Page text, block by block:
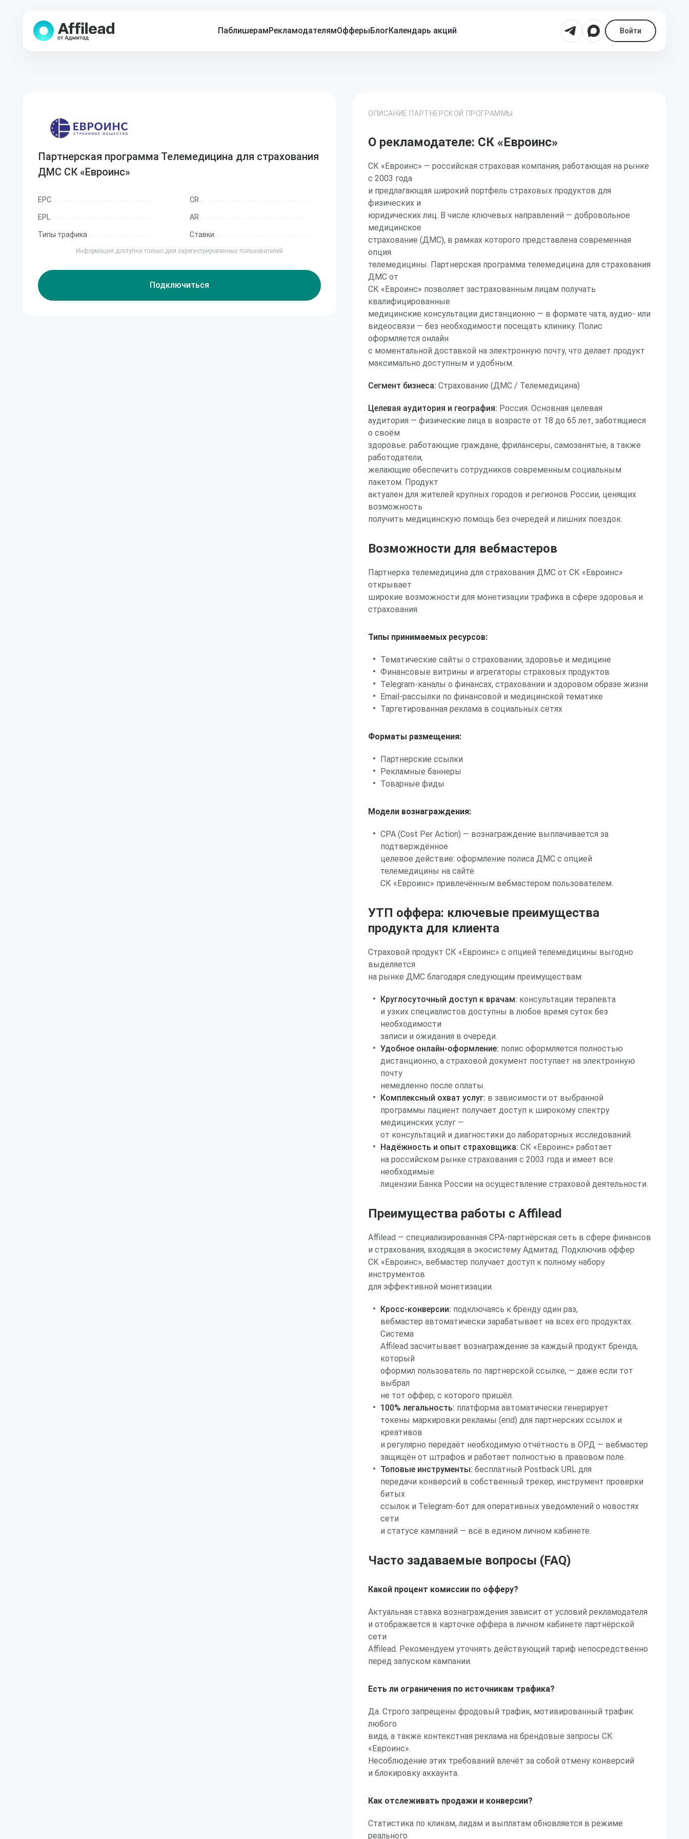
ПаблишерамРекламодателямОфферыБлогКалендарь акций Войти
Партнерская программа Телемедицина для страхования
ДМС СК «Евроинс»
EPC CR
EPL AR
Типы трафика Ставки
Информация доступна только для зарегистрированных пользователей
Подключиться
ОПИСАНИЕ ПАРТНЕРСКОЙ ПРОГРАММЫ
О рекламодателе: СК «Евроинс»
СК «Евроинс» — российская страховая компания, работающая на рынке
с 2003 года
и предлагающая широкий портфель страховых продуктов для
физических и
юридических лиц. В числе ключевых направлений — добровольное
медицинское
страхование (ДМС), в рамках которого представлена современная
опция
телемедицины. Партнерская программа телемедицина для страхования
ДМС от
СК «Евроинс» позволяет застрахованным лицам получать
квалифицированные
медицинские консультации дистанционно — в формате чата, аудио- или
видеосвязи — без необходимости посещать клинику. Полис
оформляется онлайн
с моментальной доставкой на электронную почту, что делает продукт
максимально доступным и удобным.
Сегмент бизнеса: Страхование (ДМС / Телемедицина)
Целевая аудитория и география: Россия. Основная целевая
аудитория — физические лица в возрасте от 18 до 65 лет, заботящиеся
о своём
здоровье: работающие граждане, фрилансеры, самозанятые, а также
работодатели,
желающие обеспечить сотрудников современным социальным
пакетом. Продукт
актуален для жителей крупных городов и регионов России, ценящих
возможность
получить медицинскую помощь без очередей и лишних поездок.
Возможности для вебмастеров
Партнерка телемедицина для страхования ДМС от СК «Евроинс»
открывает
широкие возможности для монетизации трафика в сфере здоровья и
страхования.
Типы принимаемых ресурсов:
Тематические сайты о страховании, здоровье и медицине
Финансовые витрины и агрегаторы страховых продуктов
Telegram-каналы о финансах, страховании и здоровом образе жизни
Email-рассылки по финансовой и медицинской тематике
Таргетированная реклама в социальных сетях
Форматы размещения:
Партнерские ссылки
Рекламные баннеры
Товарные фиды
Модели вознаграждения:
CPA (Cost Per Action) — вознаграждение выплачивается за
подтверждённое
целевое действие: оформление полиса ДМС с опцией
телемедицины на сайте
СК «Евроинс» привлечённым вебмастером пользователем.
УТП оффера: ключевые преимущества
продукта для клиента
Страховой продукт СК «Евроинс» с опцией телемедицины выгодно
выделяется
на рынке ДМС благодаря следующим преимуществам:
Круглосуточный доступ к врачам: консультации терапевта
и узких специалистов доступны в любое время суток без
необходимости
записи и ожидания в очереди.
Удобное онлайн-оформление: полис оформляется полностью
дистанционно, а страховой документ поступает на электронную
почту
немедленно после оплаты.
Комплексный охват услуг: в зависимости от выбранной
программы пациент получает доступ к широкому спектру
медицинских услуг —
от консультаций и диагностики до лабораторных исследований.
Надёжность и опыт страховщика: СК «Евроинс» работает
на российском рынке страхования с 2003 года и имеет все
необходимые
лицензии Банка России на осуществление страховой деятельности.
Преимущества работы с Affilead
Affilead — специализированная CPA-партнёрская сеть в сфере финансов
и страхования, входящая в экосистему Адмитад. Подключив оффер
СК «Евроинс», вебмастер получает доступ к полному набору
инструментов
для эффективной монетизации.
Кросс-конверсии: подключаясь к бренду один раз,
вебмастер автоматически зарабатывает на всех его продуктах.
Система
Affilead засчитывает вознаграждение за каждый продукт бренда,
который
оформил пользователь по партнерской ссылке, — даже если тот
выбрал
не тот оффер, с которого пришёл.
100% легальность: платформа автоматически генерирует
токены маркировки рекламы (erid) для партнерских ссылок и
креативов
и регулярно передаёт необходимую отчётность в ОРД — вебмастер
защищён от штрафов и работает полностью в правовом поле.
Топовые инструменты: бесплатный Postback URL для
передачи конверсий в собственный трекер, инструмент проверки
битых
ссылок и Telegram-бот для оперативных уведомлений о новостях
сети
и статусе кампаний — всё в едином личном кабинете.
Часто задаваемые вопросы (FAQ)
Какой процент комиссии по офферу?
Актуальная ставка вознаграждения зависит от условий рекламодателя
и отображается в карточке оффера в личном кабинете партнёрской
сети
Affilead. Рекомендуем уточнять действующий тариф непосредственно
перед запуском кампании.
Есть ли ограничения по источникам трафика?
Да. Строго запрещены фродовый трафик, мотивированный трафик
любого
вида, а также контекстная реклама на брендовые запросы СК
«Евроинс».
Несоблюдение этих требований влечёт за собой отмену конверсий
и блокировку аккаунта.
Как отслеживать продажи и конверсии?
Статистика по кликам, лидам и выплатам обновляется в режиме
реального